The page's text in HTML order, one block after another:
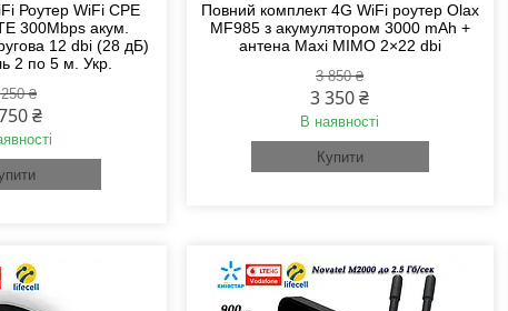
Роутер WiFi CPE
300Mbps акум.
12 dbi (28 дБ)
2 по 5 м. Укр.
₴
₴
Повний комплект 4G WiFi роутер Olax
MF985 з акумулятором 3000 mAh +
антена Maxi MIMO 2×22 dbi
3 850 ₴
3 350 ₴
В наявності
Купити